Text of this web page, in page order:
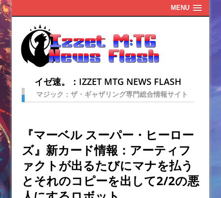
MENU
イゼ速。：IZZET MTG NEWS FLASH
マジック：ザ・ギャザリング専門総合情報サイト
『マーベル スーパー・ヒーロー
ズ』新カード情報：アーティフ
ァクトが出るたびにマナを払う
とそれのコピーを出して2/2の悪